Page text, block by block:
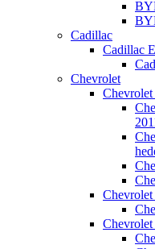
Cadillac
Cadillac
Chevrolet